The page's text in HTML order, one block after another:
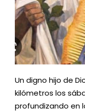
Un digno hijo de
kilómetros los
profundizando en